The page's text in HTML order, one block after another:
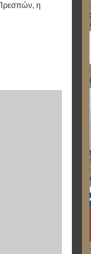
Πρεσπών, η